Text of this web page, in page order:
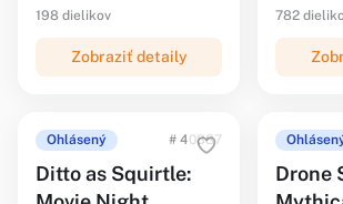
198 dielikov
Zobraziť detaily
782
Ohlásený # 40887
Ditto as Squirtle:
Drone